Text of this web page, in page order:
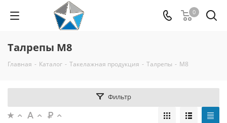
0
Талрепы М8
Главная - Каталог - Такелажная продукция - Талрепы - М8
Фильтр